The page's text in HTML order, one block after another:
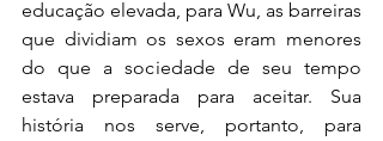
educação elevada, para Wu, as barreiras
que dividiam os sexos eram menores
do que a sociedade de seu tempo
estava preparada para aceitar. Sua
história nos serve, portanto, para